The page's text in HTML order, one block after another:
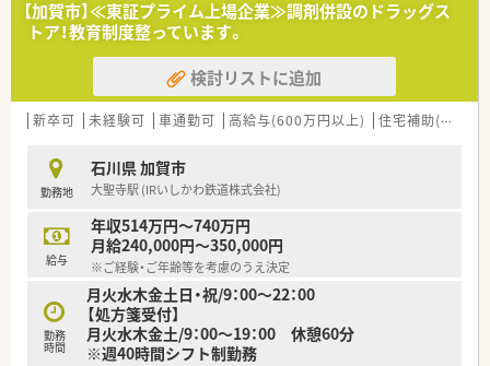
【加賀市】≪東証プライム上場企業≫調剤併設のドラッグス
トア！教育制度整っています。
検討リストに追加
新卒可 未経験可 車通勤可 高給与(600万円以上) 住宅補助(手当)あり
勤務地
石川県 加賀市
大聖寺駅 (IRいしかわ鉄道株式会社)
給与
年収514万円～740万円
月給240,000円～350,000円
※ご経験・ご年齢等を考慮のうえ決定
勤務
時間
月火水木金土日・祝/9：00～22：00
【処方箋受付】
月火水木金土/9：00～19：00 休憩60分
※週40時間シフト制勤務